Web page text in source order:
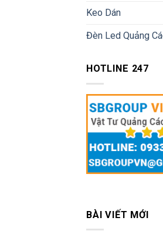
Keo Dán
Đèn Led Quảng
HOTLINE 247
BÀI VIẾT MỚI